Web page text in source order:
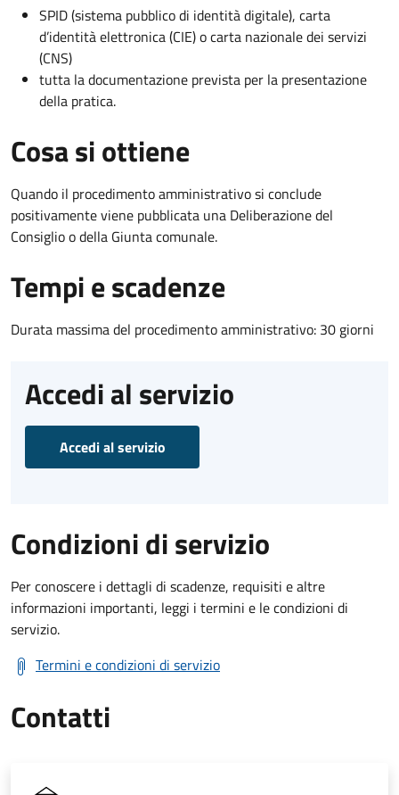
SPID (sistema pubblico di identità digitale), carta
d’identità elettronica (CIE) o carta nazionale dei servizi
(CNS)
tutta la documentazione prevista per la presentazione
della pratica.
Cosa si ottiene
Quando il procedimento amministrativo si conclude
positivamente viene pubblicata una Deliberazione del
Consiglio o della Giunta comunale.
Tempi e scadenze
Durata massima del procedimento amministrativo: 30 giorni
Accedi al servizio
Accedi al servizio
Condizioni di servizio
Per conoscere i dettagli di scadenze, requisiti e altre
informazioni importanti, leggi i termini e le condizioni di
servizio.
Termini e condizioni di servizio
Contatti